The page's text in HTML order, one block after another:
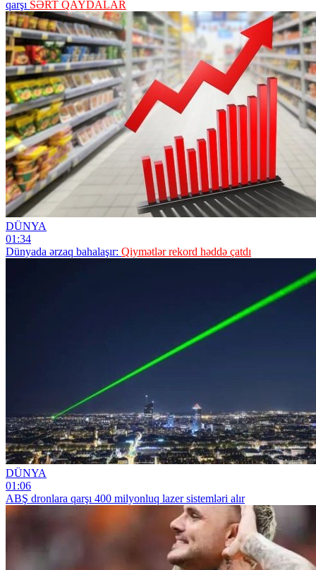
qarşı SƏRT QAYDALAR
DÜNYA
01:34
Dünyada ərzaq bahalaşır: Qiymətlər rekord həddə çatdı
DÜNYA
01:06
ABŞ dronlara qarşı 400 milyonluq lazer sistemləri alır